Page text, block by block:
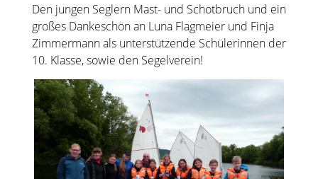
Den jungen Seglern Mast- und Schotbruch und ein
großes Dankeschön an Luna Flagmeier und Finja
Zimmermann als unterstützende Schülerinnen der
10. Klasse, sowie den Segelverein!